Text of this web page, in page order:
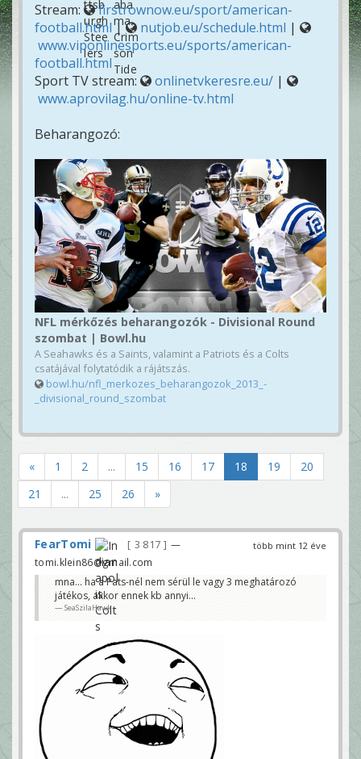
Stream:
firstrownow.eu/sport/american-
football.html| nutjob.eu/schedule.html |
www.viponlinesports.eu/sports/american-
football.html
Sport TV stream:
onlinetvkeresre.eu/ |
www.aprovilag.hu/online-tv.html
Beharangozó:
NFL mérkőzés beharangozók - Divisional Round
szombat | Bowl.hu
A Seahawks és a Saints, valamint a Patriots és a Colts
csatájával folytatódik a rájátszás.
bowl.hu/nfl_merkozes_beharangozok_2013_-
_divisional_round_szombat
« 1 2 ... 15 16 17 18 19
20
21
... 25 26 »
több mint 12 éve
FearTomi 3 817
—
tomi.klein86@gmail.com
mna... ha a Pats-nél nem sérül le vagy 3 meghatározó
játékos, akkor ennek kb annyi...
SeaSzilaHawk